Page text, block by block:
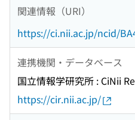
関連情報（URI）
https://ci.nii.ac.jp/ncid/
連携機関・データベース
国立情報学研究所 : CiNii
https://cir.nii.ac.jp/